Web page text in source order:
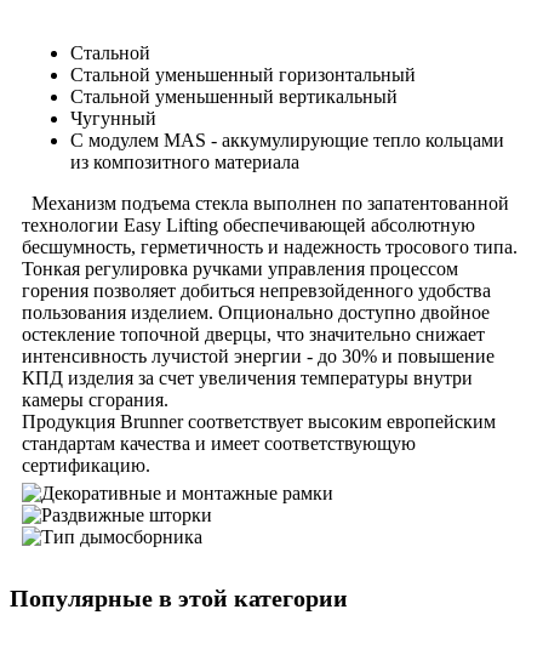
Стальной
Стальной уменьшенный горизонтальный
Стальной уменьшенный вертикальный
Чугунный
С модулем MAS - аккумулирующие тепло кольцами
из композитного материала
Механизм подъема стекла выполнен по запатентованной
технологии Easy Lifting обеспечивающей абсолютную
бесшумность, герметичность и надежность тросового типа.
Тонкая регулировка ручками управления процессом
горения позволяет добиться непревзойденного удобства
пользования изделием. Опционально доступно двойное
остекление топочной дверцы, что значительно снижает
интенсивность лучистой энергии - до 30% и повышение
КПД изделия за счет увеличения температуры внутри
камеры сгорания.
Продукция Brunner соответствует высоким европейским
стандартам качества и имеет соответствующую
сертификацию.
Популярные в этой категории